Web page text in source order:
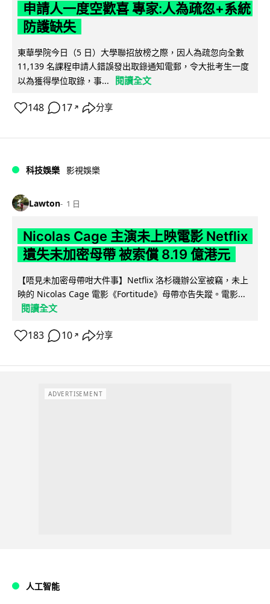
申請人一度空歡喜 專家:人為疏忽+系統
防護缺失
東華學院今日（5 日）大學聯招放榜之際，因人為疏忽向全數
11,139 名課程申請人錯誤發出取錄通知電郵，令大批考生一度
以為獲得學位取錄，事...
閱讀全文
148 17 ↗ 分享
科技娛樂 影視娛樂
Lawton 1 日
Nicolas Cage 主演未上映電影 Netflix
遺失未加密母帶 被索償 8.19 億港元
【唔見未加密母帶咁大件事】Netflix 洛杉磯辦公室被竊，未上
映的 Nicolas Cage 電影《Fortitude》母帶亦告失蹤。電影...
閱讀全文
183 10 ↗ 分享
ADVERTISEMENT
人工智能